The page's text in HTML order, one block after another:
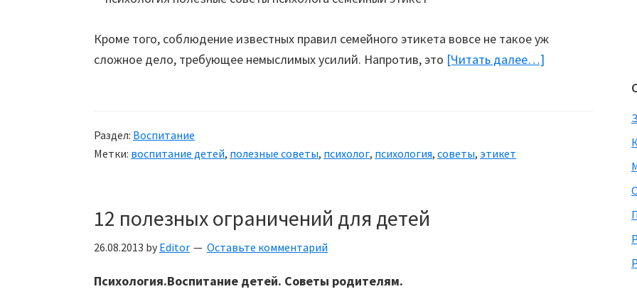
Кроме того, соблюдение известных правил семейного этикета вовсе не такое уж
сложное дело, требующее немыслимых усилий. Напротив, это [Читать далее…]
Раздел: Воспитание
Метки: воспитание детей, полезные советы, психолог, психология, советы, этикет
12 полезных ограничений для детей
26.08.2013 by Editor Оставьте комментарий
Психология.Воспитание детей. Советы родителям.